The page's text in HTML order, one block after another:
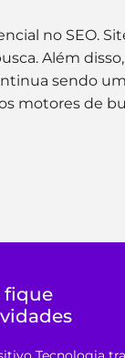
no SEO.
Além
sendo
motores de
fique